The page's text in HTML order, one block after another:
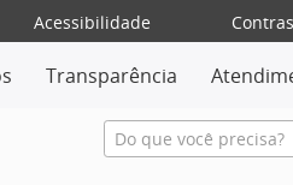
Acessibilidade
Transparência